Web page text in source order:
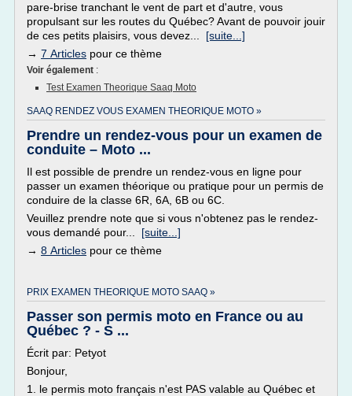
pare-brise tranchant le vent de part et d'autre, vous
propulsant sur les routes du Québec? Avant de pouvoir jouir
de ces petits plaisirs, vous devez... [suite...]
→ 7 Articles pour ce thème
Voir également :
Test Examen Theorique Saaq Moto
SAAQ RENDEZ VOUS EXAMEN THEORIQUE MOTO »
Prendre un rendez-vous pour un examen de
conduite – Moto ...
Il est possible de prendre un rendez-vous en ligne pour
passer un examen théorique ou pratique pour un permis de
conduire de la classe 6R, 6A, 6B ou 6C.
Veuillez prendre note que si vous n'obtenez pas le rendez-
vous demandé pour... [suite...]
→ 8 Articles pour ce thème
PRIX EXAMEN THEORIQUE MOTO SAAQ »
Passer son permis moto en France ou au
Québec ? - S ...
Écrit par: Petyot
Bonjour,
1. le permis moto français n'est PAS valable au Québec et